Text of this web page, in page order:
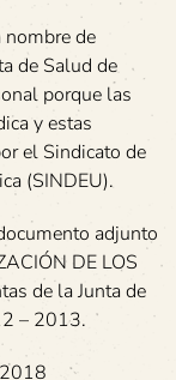
nombre de
de Salud de
porque las
y estas
el Sindicato de
(SINDEU).
adjunto
DE LOS
de la Junta de
– 2013.